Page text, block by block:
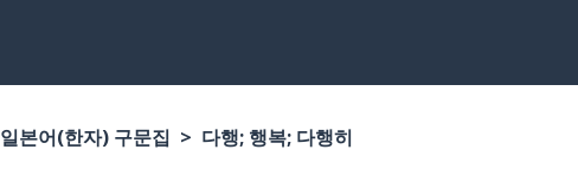
일본어(한자) 구문집 다행; 행복; 다행히